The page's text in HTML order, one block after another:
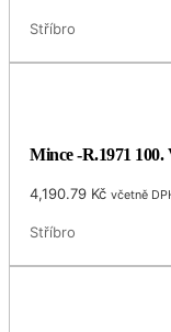
Stříbro
Mince -R.1971
4,190.79 Kč včetně
Stříbro